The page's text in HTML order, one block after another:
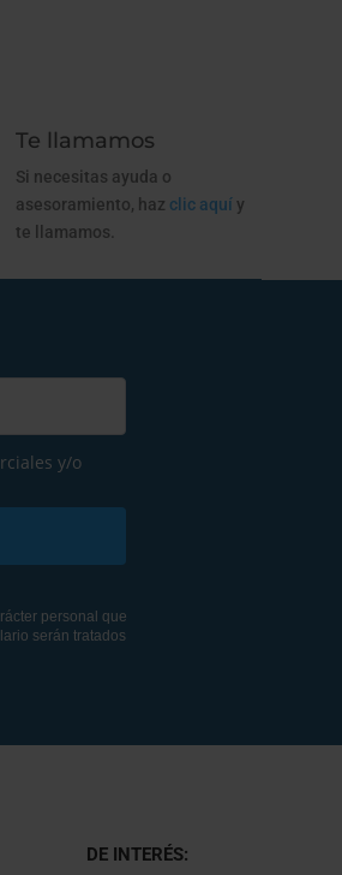
Te llamamos
Si necesitas ayuda o
asesoramiento, haz clic aquíy
te llamamos.
DE INTERÉS: